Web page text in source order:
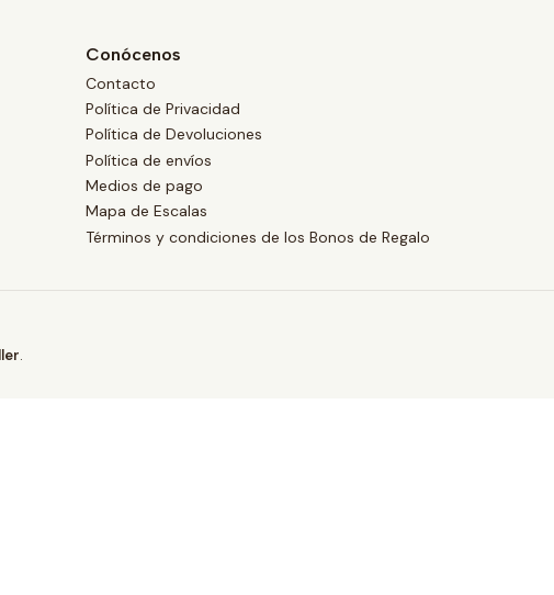
Conócenos
Contacto
Política de Privacidad
Política de Devoluciones
Política de envíos
Medios de pago
Mapa de Escalas
Términos y condiciones de los Bonos de Regalo
.